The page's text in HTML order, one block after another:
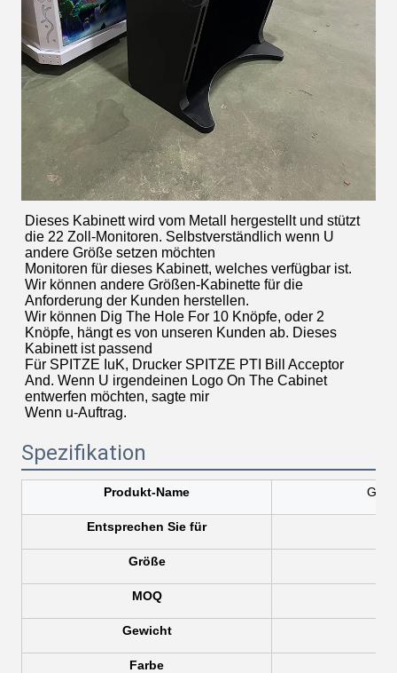
Dieses Kabinett wird vom Metall hergestellt und stützt
die 22 Zoll-Monitoren. Selbstverständlich wenn U
andere Größe setzen möchten
Monitoren für dieses Kabinett, welches verfügbar ist.
Wir können andere Größen-Kabinette für die
Anforderung der Kunden herstellen.
Wir können Dig The Hole For 10 Knöpfe, oder 2
Knöpfe, hängt es von unseren Kunden ab. Dieses
Kabinett ist passend
Für SPITZE IuK, Drucker SPITZE PTI Bill Acceptor
And. Wenn U irgendeinen Logo On The Cabinet
entwerfen möchten, sagte mir
Wenn u-Auftrag.
Spezifikation
Produkt-Name
Entsprechen Sie für
Größe
MOQ
Gewicht
Farbe